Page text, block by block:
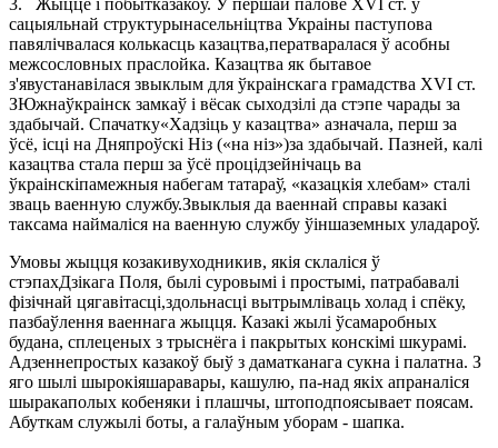
сацыяльнай структурынасельніцтва Украіны паступова
павялічвалася колькасць казацтва,ператваралася ў асобны
межсословных праслойка. Казацтва як бытавое
з'явустанавілася звыклым для ўкраінскага грамадства XVI ст.
ЗЮжнаўкраінск замкаў і вёсак сыходзілі да стэпе чарады за
здабычай. Спачатку«Хадзіць у казацтва» азначала, перш за
ўсё, ісці на Дняпроўскі Ніз («на ніз»)за здабычай. Пазней, калі
казацтва стала перш за ўсё процідзейнічаць ва
ўкраінскіпамежныя набегам татараў, «казацкія хлебам» сталі
зваць ваенную службу.Звыклыя да ваеннай справы казакі
таксама наймаліся на ваенную службу ўіншаземных уладароў.
Умовы жыцця козакивуходникив, якія склаліся ў
стэпахДзікага Поля, былі суровымі і простымі, патрабавалі
фізічнай цягавітасці,здольнасці вытрымліваць холад і спёку,
пазбаўлення ваеннага жыцця. Казакі жылі ўсамаробных
будана, сплеценых з трыснёга і пакрытых конскімі шкурамі.
Адзеннепростых казакоў быў з даматканага сукна і палатна. З
яго шылі шырокіяшаравары, кашулю, па-над якіх апраналіся
шыракаполых кобеняки і плашчы, штоподпоясывает поясам.
Абуткам служылі боты, а галаўным уборам - шапка.